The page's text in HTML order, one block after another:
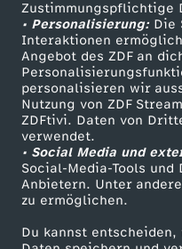
Zustimmungspflichtige
• Personalisierung:Die
Interaktionen
Angebot des ZDF an
personalisieren wir
Nutzung von ZDF
ZDFtivi. Daten von
verwendet.
• Social Media und
Social-Media-Tools und
Anbietern. Unter
zu ermöglichen.
Du kannst
Livestreams
Sendungen A-Z
TV-Programm
ZDF Unternehmen
Karriere
ZDF goes Schule